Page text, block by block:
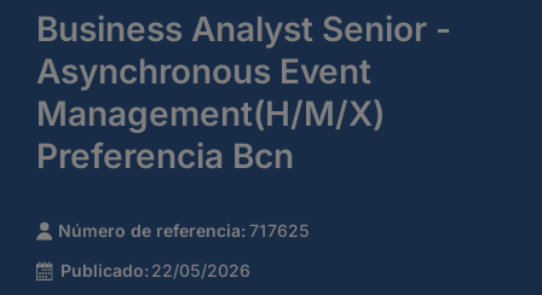
Business Analyst Senior -
Asynchronous Event
Management(H/M/X)
Preferencia Bcn
Número de referencia: 717625
Publicado: 22/05/2026